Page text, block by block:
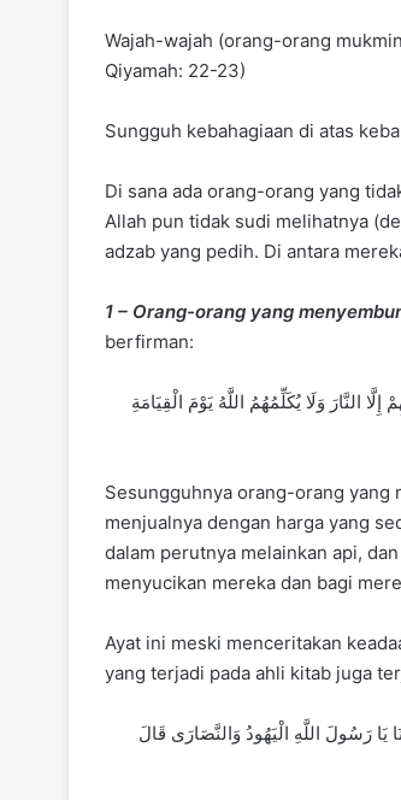
Wajah-wajah (orang-orang
Qiyamah: 22-23)
Sungguh kebahagiaan di atas
Di sana ada orang-orang yang
Allah pun tidak sudi melihatnya
adzab yang pedih. Di antara
1 – Orang-orang yang
berfirman:
Sesungguhnya orang-orang yang
menjualnya dengan harga yang
dalam perutnya melainkan api,
menyucikan mereka dan bagi
Ayat ini meski menceritakan
yang terjadi pada ahli kitab juga